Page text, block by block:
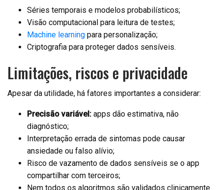
Séries temporais e modelos probabilísticos;
Visão computacional para leitura de testes;
Machine learning para personalização;
Criptografia para proteger dados sensíveis.
Limitações, riscos e privacidade
Apesar da utilidade, há fatores importantes a considerar:
Precisão variável: apps dão estimativa, não
diagnóstico;
Interpretação errada de sintomas pode causar
ansiedade ou falso alívio;
Risco de vazamento de dados sensíveis se o app
compartilhar com terceiros;
Nem todos os algoritmos são validados clinicamente.